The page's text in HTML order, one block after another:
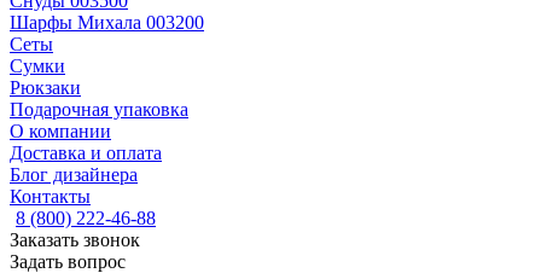
Шарфы Михала 003200
Сеты
Сумки
Рюкзаки
Подарочная упаковка
О компании
Доставка и оплата
Блог дизайнера
Контакты
8 (800) 222-46-88
Заказать звонок
Задать вопрос